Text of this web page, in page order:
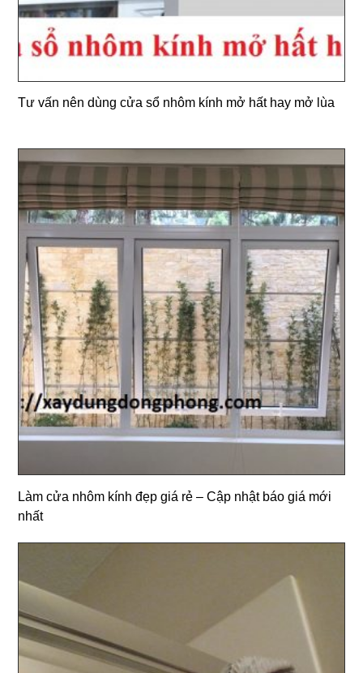
Tư vấn nên dùng cửa sổ nhôm kính mở hất hay mở lùa
Làm cửa nhôm kính đẹp giá rẻ – Cập nhật báo giá mới
nhất